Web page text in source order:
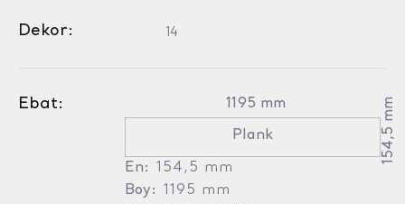
Dekor: 14
Ebat:
1195 mm
Plank
154,5 mm
En: 154,5 mm
Boy: 1195 mm